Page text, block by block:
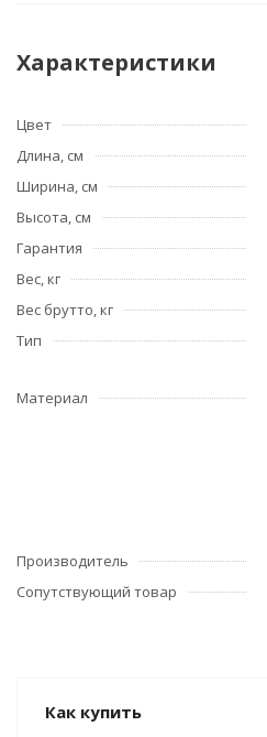
Характеристики
Цвет
Длина, см
Ширина, см
Высота, см
Гарантия
Вес, кг
Вес брутто, кг
Тип
Материал
Производитель
Сопутствующий товар
Как купить